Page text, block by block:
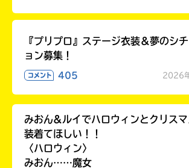
『プリプロ』ステージ衣装＆夢のシ
ョン募集！
コメント 405 2026
みおん&ルイでハロウィンとクリス
装着てほしい！！
〈ハロウィン〉
みおん……魔女